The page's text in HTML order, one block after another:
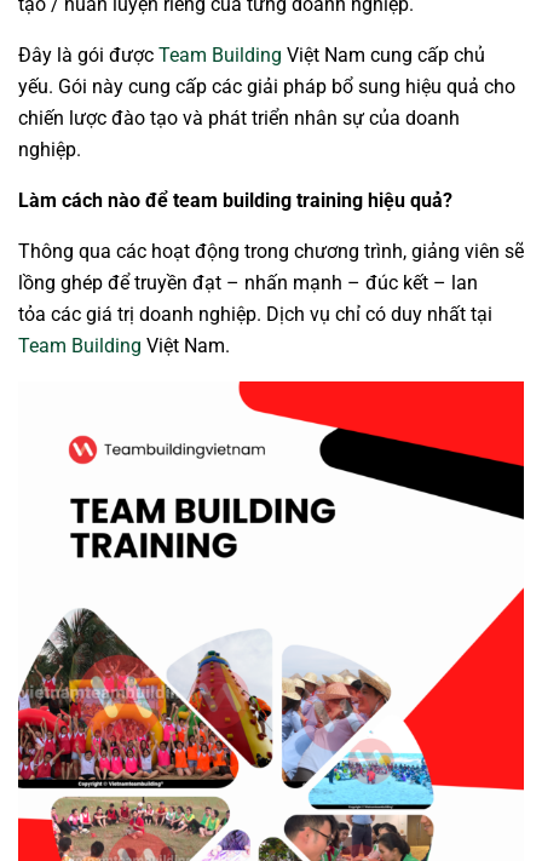
tạo / huấn luyện riêng của từng doanh nghiệp.
Đây là gói được Team Building Việt Nam cung cấp chủ
yếu. Gói này cung cấp các giải pháp bổ sung hiệu quả cho
chiến lược đào tạo và phát triển nhân sự của doanh
nghiệp.
Làm cách nào để team building training hiệu quả?
Thông qua các hoạt động trong chương trình, giảng viên sẽ
lồng ghép để truyền đạt – nhấn mạnh – đúc kết – lan
tỏa các giá trị doanh nghiệp. Dịch vụ chỉ có duy nhất tại
Team Building Việt Nam.